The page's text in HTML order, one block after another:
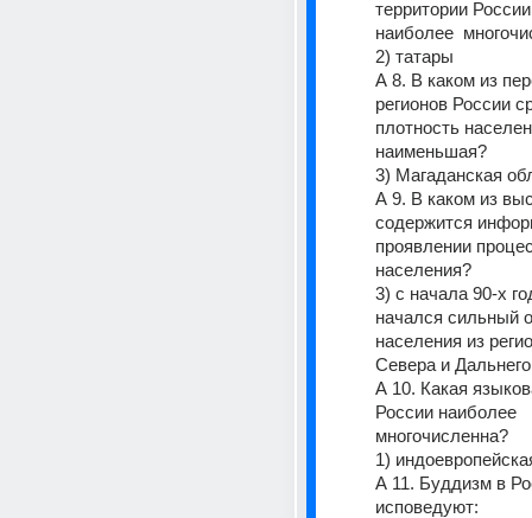
территории
наиболее
2) татары
А 8. В каком из
регионов России
плотность
наименьшая?
3) Магаданская
А 9. В каком из
содержится
проявлении
населения?
3) с начала 90-х
начался сильный
населения из
Севера и
А 10. Какая
России наиболее
многочисленна?
1)
А 11. Буддизм в
исповедуют: